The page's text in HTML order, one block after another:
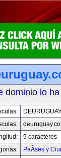
dominio lo
9 caracteres
PaÃ­ses y